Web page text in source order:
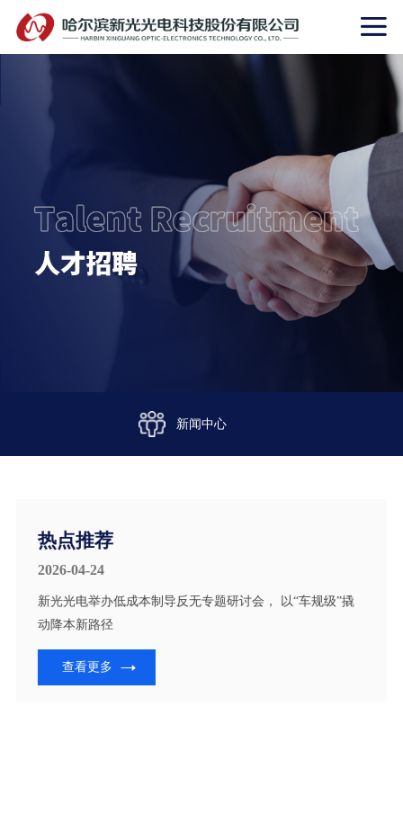
新闻中心
热点推荐
2026-04-24
新光光电举办低成本制导反无专题研讨会， 以“车规级”撬
动降本新路径
查看更多